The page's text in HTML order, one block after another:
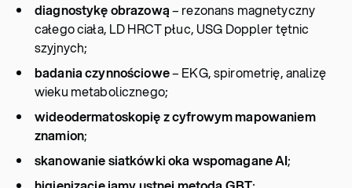
diagnostykę obrazową– rezonans magnetyczny
całego ciała, LD HRCT płuc, USG Doppler tętnic
szyjnych;
badania czynnościowe– EKG, spirometrię, analizę
wieku metabolicznego;
wideodermatoskopię z cyfrowym mapowaniem
znamion;
skanowanie siatkówki oka wspomagane AI;